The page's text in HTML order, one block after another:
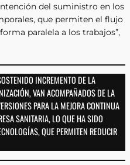
del suministro en los
que permiten el flujo
paralela a los trabajos”,
INCREMENTO DE LA
VAN ACOMPAÑADOS DE LA
PARA LA MEJORA CONTINUA
SANITARIA, LO QUE HA SIDO
QUE PERMITEN REDUCIR